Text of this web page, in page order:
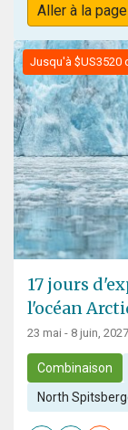
Aller à la
Jusqu'à $US3520
17 jours
l'océan
23 mai - 8 juin, 2027
Combinaison
North